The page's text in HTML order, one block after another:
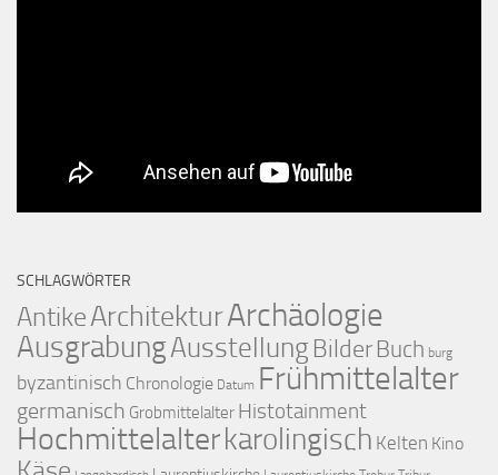
SCHLAGWÖRTER
AntikeArchitekturArchäologie
AusgrabungAusstellungBilder Buch burg
byzantinisch Chronologie Datum Frühmittelalter
germanisch Grobmittelalter Histotainment
Hochmittelalterkarolingisch Kelten Kino